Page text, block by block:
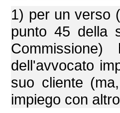
1) per un verso
punto 45 della
dell'avvocato
suo cliente
impiego con